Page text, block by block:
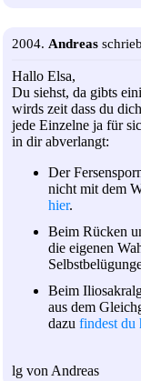
2004. Andreas
Hallo Elsa,
Du siehst, da gibts
wirds zeit dass du
jede Einzelne ja für
in dir abverlangt:
Der
nicht mit dem
hier.
Beim Rücken
die eigenen
Beim
aus dem
dazu findest du
lg von Andreas